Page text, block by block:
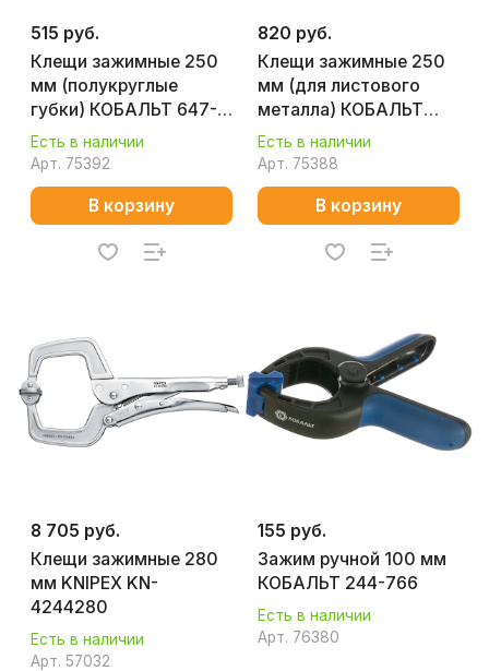
515 руб.
Клещи зажимные 250
мм (полукруглые
губки) КОБАЛЬТ 647-
291
Есть в наличии
Арт. 75392
В корзину
820 руб.
Клещи зажимные 250
мм (для листового
металла) КОБАЛЬТ
244-261
Есть в наличии
Арт. 75388
В корзину
8 705 руб.
Клещи зажимные 280
мм KNIPEX KN-
4244280
Есть в наличии
Арт. 57032
155 руб.
Зажим ручной 100 мм
КОБАЛЬТ 244-766
Есть в наличии
Арт. 76380